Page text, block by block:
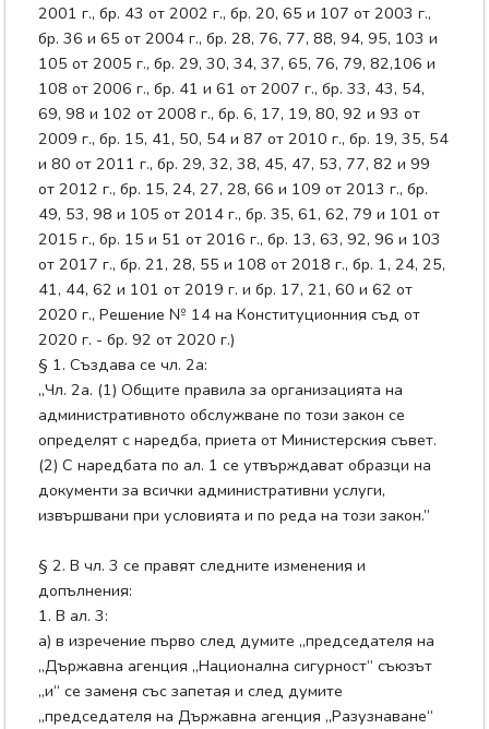
2001 г., бр. 43 от 2002 г., бр. 20, 65 и 107 от 2003 г.,
бр. 36 и 65 от 2004 г., бр. 28, 76, 77, 88, 94, 95, 103 и
105 от 2005 г., бр. 29, 30, 34, 37, 65, 76, 79, 82,106 и
108 от 2006 г., бр. 41 и 61 от 2007 г., бр. 33, 43, 54,
69, 98 и 102 от 2008 г., бр. 6, 17, 19, 80, 92 и 93 от
2009 г., бр. 15, 41, 50, 54 и 87 от 2010 г., бр. 19, 35, 54
и 80 от 2011 г., бр. 29, 32, 38, 45, 47, 53, 77, 82 и 99
от 2012 г., бр. 15, 24, 27, 28, 66 и 109 от 2013 г., бр.
49, 53, 98 и 105 от 2014 г., бр. 35, 61, 62, 79 и 101 от
2015 г., бр. 15 и 51 от 2016 г., бр. 13, 63, 92, 96 и 103
от 2017 г., бр. 21, 28, 55 и 108 от 2018 г., бр. 1, 24, 25,
41, 44, 62 и 101 от 2019 г. и бр. 17, 21, 60 и 62 от
2020 г., Решение № 14 на Конституционния съд от
2020 г. - бр. 92 от 2020 г.)
§ 1. Създава се чл. 2а:
„Чл. 2а. (1) Общите правила за организацията на
административното обслужване по този закон се
определят с наредба, приета от Министерския съвет.
(2) С наредбата по ал. 1 се утвърждават образци на
документи за всички административни услуги,
извършвани при условията и по реда на този закон.”
§ 2. В чл. 3 се правят следните изменения и
допълнения:
1. В ал. 3:
а) в изречение първо след думите „председателя на
„Държавна агенция „Национална сигурност“ съюзът
„и“ се заменя със запетая и след думите
„председателя на Държавна агенция „Разузнаване“